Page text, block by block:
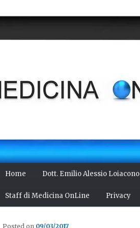
Home Dott. Emilio Alessio Loiacono
Staff di Medicina OnLine Privacy
Posted on 09/03/2017